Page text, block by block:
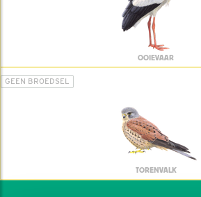
OOIEVAAR
GEEN BROEDSEL
TORENVALK